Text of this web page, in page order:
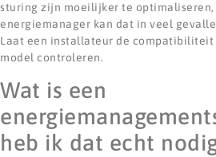
sturing zijn moeilijker te optimaliseren,
energiemanager kan dat in veel
Laat een installateur de compatibiliteit
model controleren.
Wat is een
heb ik dat echt